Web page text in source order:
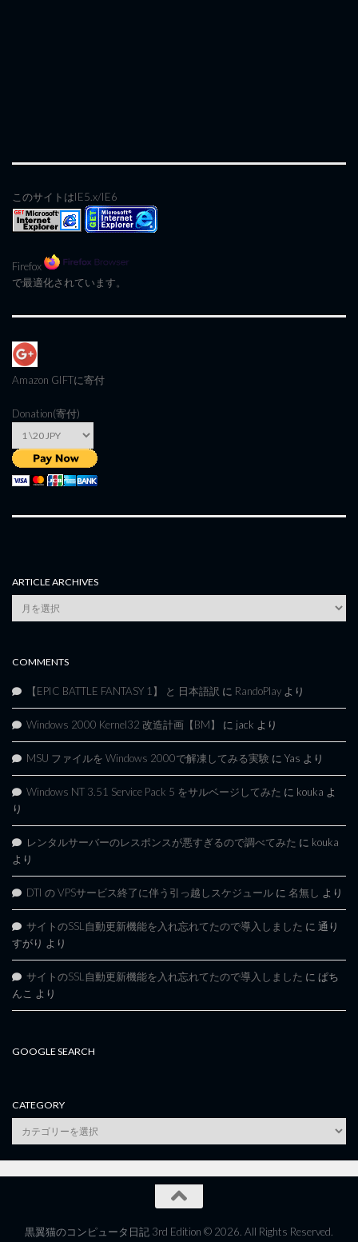
このサイトはIE5.x/IE6
Firefox
で最適化されています。
Amazon GIFTに寄付
Donation(寄付)
ARTICLE ARCHIVES
Article
Archives
COMMENTS
【EPIC BATTLE FANTASY 1】 と 日本語訳 に RandoPlay より
Windows 2000 Kernel32 改造計画【BM】 に jack より
MSU ファイルを Windows 2000で解凍してみる実験 に Yas より
Windows NT 3.51 Service Pack 5 をサルベージしてみた に kouka よ
り
レンタルサーバーのレスポンスが悪すぎるので調べてみた に kouka
より
DTI の VPSサービス終了に伴う引っ越しスケジュール に 名無し より
サイトのSSL自動更新機能を入れ忘れてたので導入しました に 通り
すがり より
サイトのSSL自動更新機能を入れ忘れてたので導入しました に ぱち
んこ より
GOOGLE SEARCH
CATEGORY
category
黒翼猫のコンピュータ日記 3rd Edition © 2026. All Rights Reserved.